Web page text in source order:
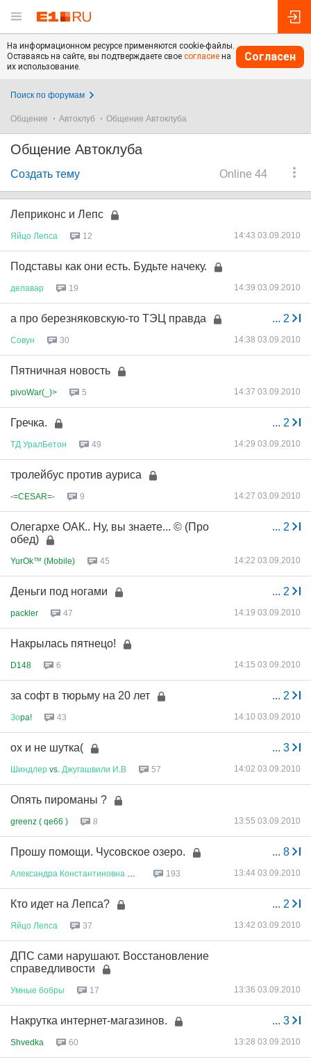
На информационном ресурсе применяются cookie-файлы.
Оставаясь на сайте, вы подтверждаете свое согласие на
их использование.
Согласен
Поиск по форумам
Общение Автоклуб Общение Автоклуба
Общение Автоклуба
Online 44
Создать тему
Леприконс и Лепс
Яйцо Лепса 12 14:43 03.09.2010
Подставы как они есть. Будьте начеку.
делавар 19 14:39 03.09.2010
... 2
а про березняковскую-то ТЭЦ правда
Совун 30 14:38 03.09.2010
Пятничная новость
pivoWar(_)> 5 14:37 03.09.2010
... 2
Гречка.
ТД УралБетон 49 14:29 03.09.2010
тролейбус против ауриса
-=CESAR=- 9 14:27 03.09.2010
... 2
Олегархе ОАК.. Ну, вы знаете... © (Про
обед)
YurOk™ (Mobile) 45 14:22 03.09.2010
... 2
Деньги под ногами
packler 47 14:19 03.09.2010
Накрылась пятнецо!
D148 6 14:15 03.09.2010
... 2
за софт в тюрьму на 20 лет
Зоpa! 43 14:10 03.09.2010
... 3
ох и не шутка(
Шиндлер vs. Джугашвили И В 57 14:02 03.09.2010
Опять пироманы ?
greenz ( qe66 ) 8 13:55 03.09.2010
... 8
Прошу помощи. Чусовское озеро.
Александра Константиновна 193 13:44 03.09.2010
... 2
Кто идет на Лепса?
Яйцо Лепса 37 13:42 03.09.2010
ДПС сами нарушают. Восстановление
справедливости
Умные бобры 17 13:36 03.09.2010
... 3
Накрутка интернет-магазинов.
Shvedka 60 13:28 03.09.2010